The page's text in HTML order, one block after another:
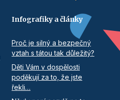
Infografiky a články
Proč je silný a bezpečný
vztah s tátou tak důležitý?
Děti Vám v dospělosti
poděkují za to, že jste
řekli…